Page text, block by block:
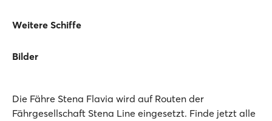
Weitere Schiffe
Bilder
Die Fähre Stena Flavia wird auf Routen der
Fährgesellschaft Stena Line eingesetzt. Finde jetzt alle